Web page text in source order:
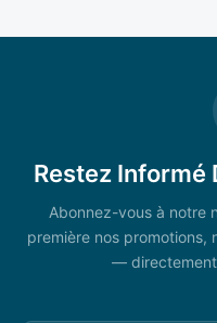
Restez Informé
Abonnez-vous à notre
première nos promotions,
— directement